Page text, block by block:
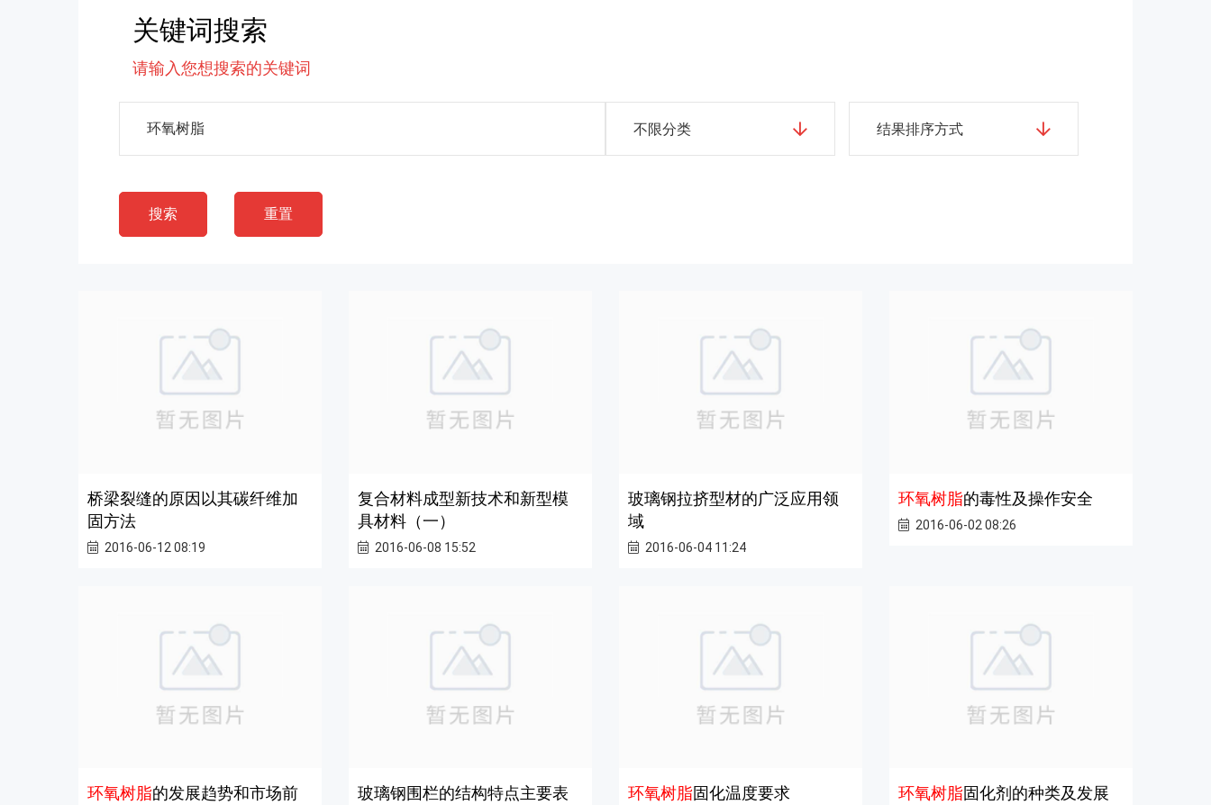
关键词搜索
请输入您想搜索的关键词
不限分类 结果排序方式
搜索 重置
桥梁裂缝的原因以其碳纤维加
固方法
2016-06-12 08:19
复合材料成型新技术和新型模
具材料（一）
2016-06-08 15:52
玻璃钢拉挤型材的广泛应用领
域
2016-06-04 11:24
环氧树脂的毒性及操作安全
2016-06-02 08:26
环氧树脂的发展趋势和市场前
玻璃钢围栏的结构特点主要表
环氧树脂固化温度要求 环氧树脂固化剂的种类及发展